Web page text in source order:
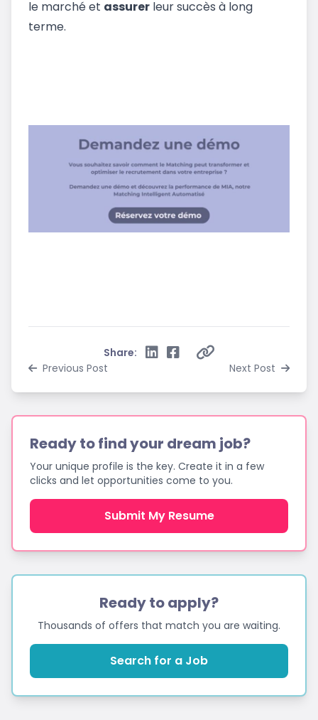
le marché et assurer leur succès à long
terme.
Share:
Previous Post
Next Post
Ready to find your dream job?
Your unique profile is the key. Create it in a few
clicks and let opportunities come to you.
Submit My Resume
Ready to apply?
Thousands of offers that match you are waiting.
Search for a Job